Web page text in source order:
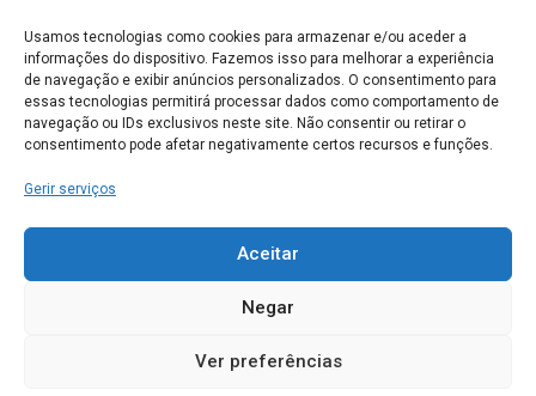
Usamos tecnologias como cookies para armazenar e/ou aceder a
informações do dispositivo. Fazemos isso para melhorar a experiência
de navegação e exibir anúncios personalizados. O consentimento para
essas tecnologias permitirá processar dados como comportamento de
navegação ou IDs exclusivos neste site. Não consentir ou retirar o
consentimento pode afetar negativamente certos recursos e funções.
Gerir serviços
Aceitar
Negar
Ver preferências
Aberto agora
Pousada para Seniores, 2300-196 Castelo de Bode